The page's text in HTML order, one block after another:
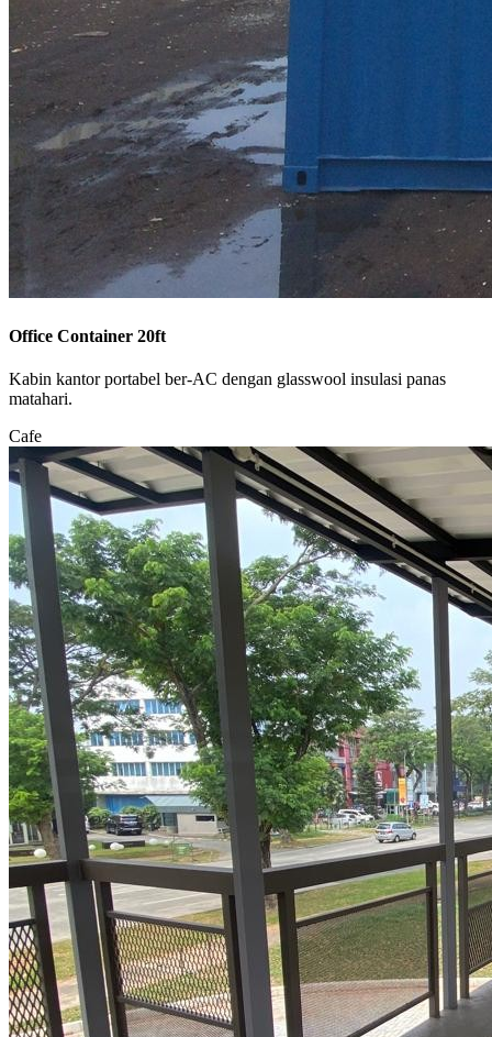
Office Container 20ft
Kabin kantor portabel ber-AC dengan glasswool insulasi panas
matahari.
Cafe